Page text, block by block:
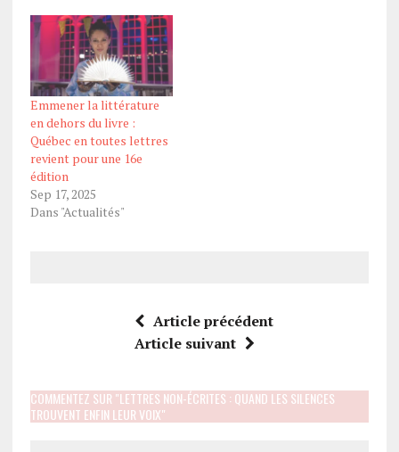
Emmener la littérature
en dehors du livre :
Québec en toutes lettres
revient pour une 16e
édition
Sep 17, 2025
Dans "Actualités"
Article précédent
Article suivant
COMMENTEZ SUR "LETTRES NON-ÉCRITES : QUAND LES SILENCES
TROUVENT ENFIN LEUR VOIX"